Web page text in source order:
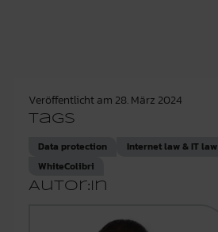
Veröffentlicht am 28. März 2024
Tags
Data protection
Internet law & IT law
WhiteColibri
Autor:in